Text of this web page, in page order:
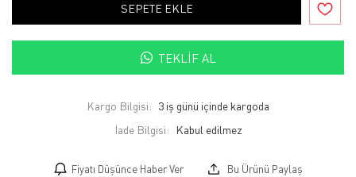
SEPETE EKLE
TEKLIF AL
Kargo Bilgisi: 3 iş günü içinde kargoda
İade Bilgisi:
Fiyatı Düşünce Haber Ver Bu Ürünü Paylaş